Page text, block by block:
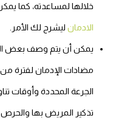
خلالها لمساعدته، كما يمكن
الادمانليشرح لك الأمر.
يمكن أن يتم وصف بعض
مضادات الإدمان لفترة من
الجرعة المحددة وأوقات
تذكير المريض بها والحرص على